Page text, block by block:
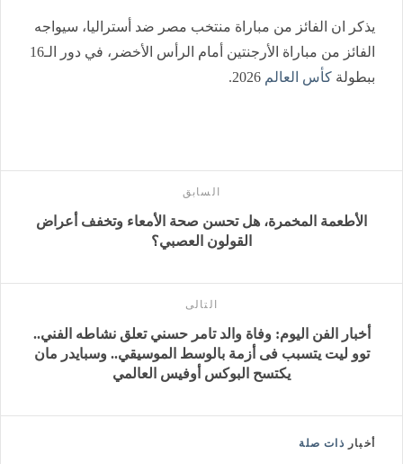
يذكر ان الفائز من مباراة منتخب مصر ضد أستراليا، سيواجه
الفائز من مباراة الأرجنتين أمام الرأس الأخضر، في دور الـ16
ببطولة كأس العالم 2026.
السابق
الأطعمة المخمرة، هل تحسن صحة الأمعاء وتخفف أعراض
القولون العصبي؟
التالى
أخبار الفن اليوم: وفاة والد تامر حسني تعلق نشاطه الفني..
توو ليت يتسبب فى أزمة بالوسط الموسيقي.. وسبايدر مان
يكتسح البوكس أوفيس العالمي
أخبار ذات صلة